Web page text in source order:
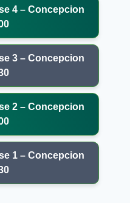
4 – Concepcion
3 – Concepcion
2 – Concepcion
1 – Concepcion